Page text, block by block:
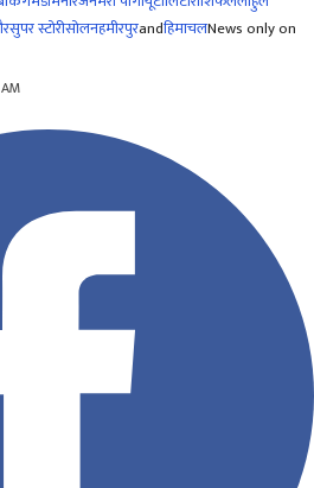
सुपर स्टोरीसोलनहमीरपुरandहिमाचलNews only on